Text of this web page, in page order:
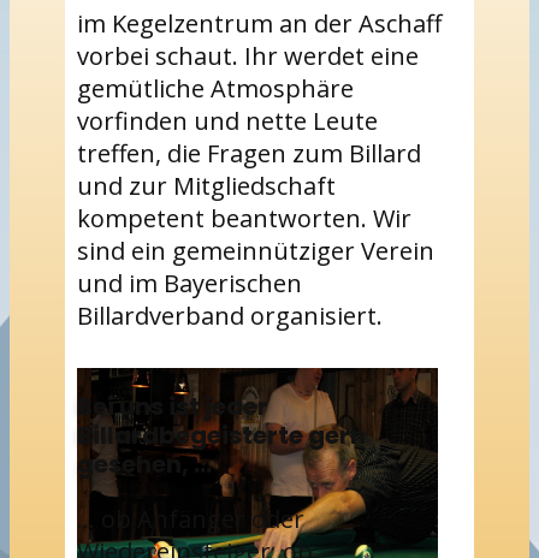
im Kegelzentrum an der Aschaff
vorbei schaut. Ihr werdet eine
gemütliche Atmosphäre
vorfinden und nette Leute
treffen, die Fragen zum Billard
und zur Mitgliedschaft
kompetent beantworten. Wir
sind ein gemeinnütziger Verein
und im Bayerischen
Billardverband organisiert.
Bei uns ist jeder
Billardbegeistertegern
gesehen, ...
... ob Anfänger oder
Wiedereinsteiger, ob